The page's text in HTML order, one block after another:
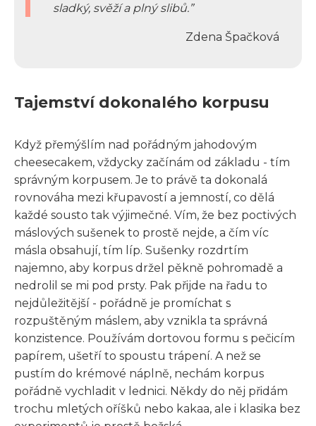
sladký, svěží a plný slibů.
Zdena Špačková
Tajemství dokonalého korpusu
Když přemýšlím nad pořádným jahodovým
cheesecakem, vždycky začínám od základu - tím
správným korpusem. Je to právě ta dokonalá
rovnováha mezi křupavostí a jemností, co dělá
každé sousto tak výjimečné. Vím, že bez poctivých
máslových sušenek to prostě nejde, a čím víc
másla obsahují, tím líp. Sušenky rozdrtím
najemno, aby korpus držel pěkně pohromadě a
nedrolil se mi pod prsty. Pak přijde na řadu to
nejdůležitější - pořádně je promíchat s
rozpuštěným máslem, aby vznikla ta správná
konzistence. Používám dortovou formu s pečicím
papírem, ušetří to spoustu trápení. A než se
pustím do krémové náplně, nechám korpus
pořádně vychladit v lednici. Někdy do něj přidám
trochu mletých oříšků nebo kakaa, ale i klasika bez